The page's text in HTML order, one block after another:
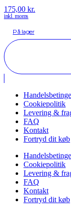
175,00 kr.
inkl. moms
På lager
Cookiepolitik
Levering &
FAQ
Kontakt
Fortryd dit køb
Cookiepolitik
Levering &
FAQ
Kontakt
Fortryd dit køb